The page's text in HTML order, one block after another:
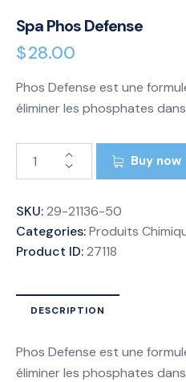
Spa Phos Defense
$28.00
Phos Defense est une
éliminer les phosphates dans
Buy now
SKU:29-21136-50
Categories:Produits
Product ID:27118
DESCRIPTION
Phos Defense est une
éliminer les phosphates dans